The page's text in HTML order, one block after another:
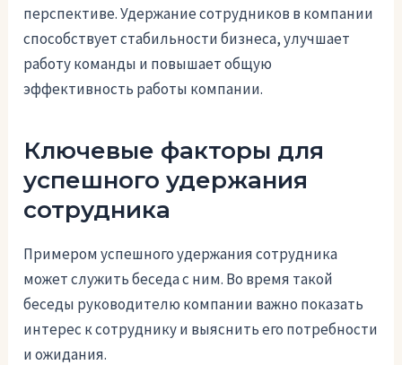
перспективе. Удержание сотрудников в компании
способствует стабильности бизнеса, улучшает
работу команды и повышает общую
эффективность работы компании.
Ключевые факторы для
успешного удержания
сотрудника
Примером успешного удержания сотрудника
может служить беседа с ним. Во время такой
беседы руководителю компании важно показать
интерес к сотруднику и выяснить его потребности
и ожидания.